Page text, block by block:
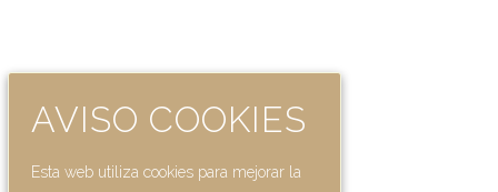
AVISO COOKIES
Esta web utiliza cookies para mejorar la